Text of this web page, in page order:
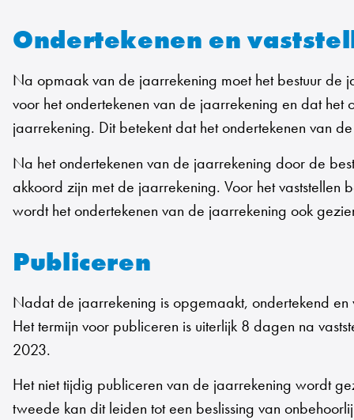
Ondertekenen en
Na opmaak van de jaarrekening moet het bestuur de
voor het ondertekenen van de jaarrekening en dat
jaarrekening. Dit betekent dat het ondertekenen van
Na het ondertekenen van de jaarrekening door de
akkoord zijn met de jaarrekening. Voor het
wordt het ondertekenen van de jaarrekening ook
Publiceren
Nadat de jaarrekening is opgemaakt, ondertekend
Het termijn voor publiceren is uiterlijk 8 dagen na
2023.
Het niet tijdig publiceren van de jaarrekening wordt
tweede kan dit leiden tot een beslissing van